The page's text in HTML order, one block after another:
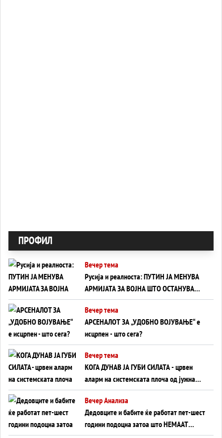
ПРОФИЛ
Вечер тема
Русија и реалноста: ПУТИН ЈА МЕНУВА
АРМИЈАТА ЗА ВОЈНА ШТО ОСТАНУВА
БЕЗ ФРОНТ
Вечер тема
АРСЕНАЛОТ ЗА „УДОБНО ВОЈУВАЊЕ“ е
исцрпен - што сега?
Вечер тема
КОГА ДУНАВ ЈА ГУБИ СИЛАТА - црвен
аларм на системската плоча од јужна
Германија до Црното Море...
Вечер Анализа
Дедовците и бабите ќе работат пет-шест
години подоцна затоа што НЕМААТ
ВНУЦИ ДА ГИ ЗАМЕНАТ